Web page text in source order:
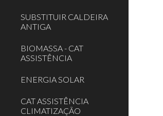
SUBSTITUIR CALDEIRA
ANTIGA
BIOMASSA - CAT
ASSISTÊNCIA
ENERGIA SOLAR
CAT ASSISTÊNCIA
CLIMATIZAÇÃO